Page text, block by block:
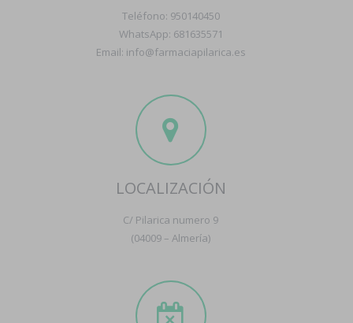
Teléfono: 950140450
WhatsApp: 681635571
Email: info@farmaciapilarica.es
LOCALIZACIÓN
C/ Pilarica numero 9
(04009 – Almería)